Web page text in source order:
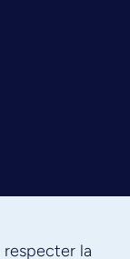
respecter la